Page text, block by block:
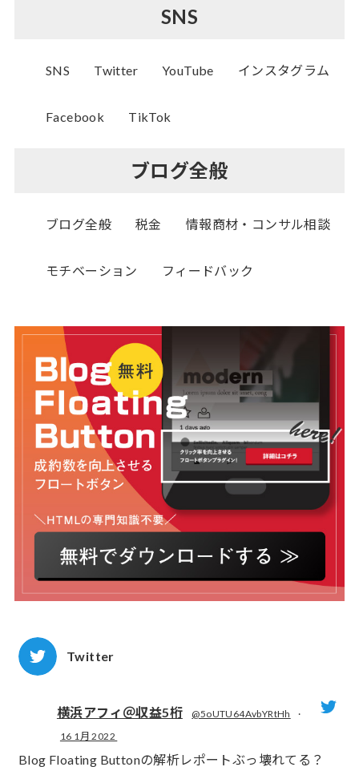
SNS
SNS Twitter YouTube インスタグラム
Facebook TikTok
ブログ全般
ブログ全般 税金 情報商材・コンサル相談
モチベーション フィードバック
Twitter
横浜アフィ＠収益5桁 @5oUTU64AvbYRtHh
·
16 1月 2022
Blog Floating Buttonの解析レポートぶっ壊れてる？